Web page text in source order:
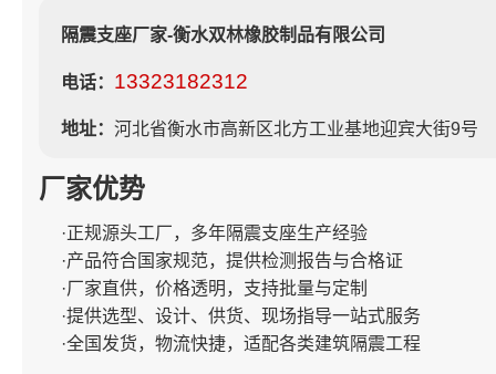
隔震支座厂家-衡水双林橡胶制品有限公司
电话： 13323182312
地址： 河北省衡水市高新区北方工业基地迎宾大街9号
厂家优势
·正规源头工厂，多年隔震支座生产经验
·产品符合国家规范，提供检测报告与合格证
·厂家直供，价格透明，支持批量与定制
·提供选型、设计、供货、现场指导一站式服务
·全国发货，物流快捷，适配各类建筑隔震工程